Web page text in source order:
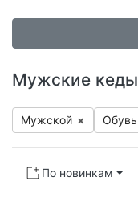
Мужские кеды
Мужской × Обувь
По новинкам